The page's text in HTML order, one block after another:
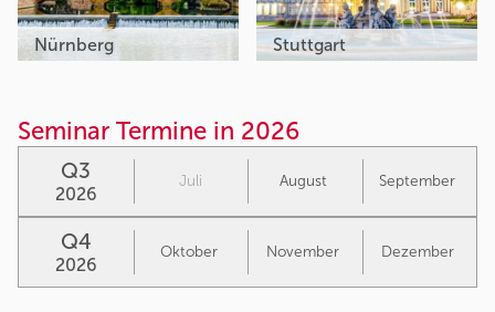
Nürnberg Stuttgart
Seminar Termine in 2026
Q3
2026
Juli August September
Q4
2026
Oktober November Dezember